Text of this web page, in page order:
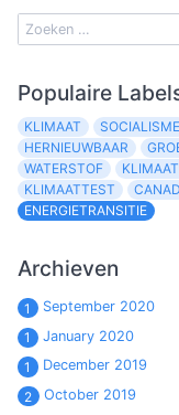
Populaire
KLIMAAT SOCIALISME
HERNIEUWBAAR
WATERSTOF
KLIMAATTEST
ENERGIETRANSITIE
Archieven
1
September 2020
1
January 2020
1
December 2019
2
October 2019